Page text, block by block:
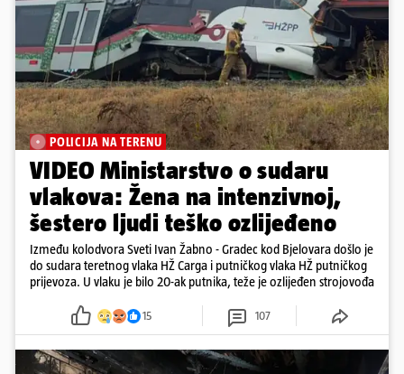
POLICIJA NA TERENU
VIDEO Ministarstvo o sudaru
vlakova: Žena na intenzivnoj,
šestero ljudi teško ozlijeđeno
Između kolodvora Sveti Ivan Žabno - Gradec kod Bjelovara došlo je
do sudara teretnog vlaka HŽ Carga i putničkog vlaka HŽ putničkog
prijevoza. U vlaku je bilo 20-ak putnika, teže je ozlijeđen strojovođa
15 107